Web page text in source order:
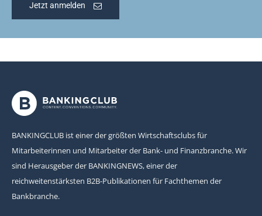
Jetzt anmelden
BANKINGCLUB ist einer der größten Wirtschaftsclubs für
Mitarbeiterinnen und Mitarbeiter der Bank- und Finanzbranche. Wir
sind Herausgeber der BANKINGNEWS, einer der
reichweitenstärksten B2B-Publikationen für Fachthemen der
Bankbranche.